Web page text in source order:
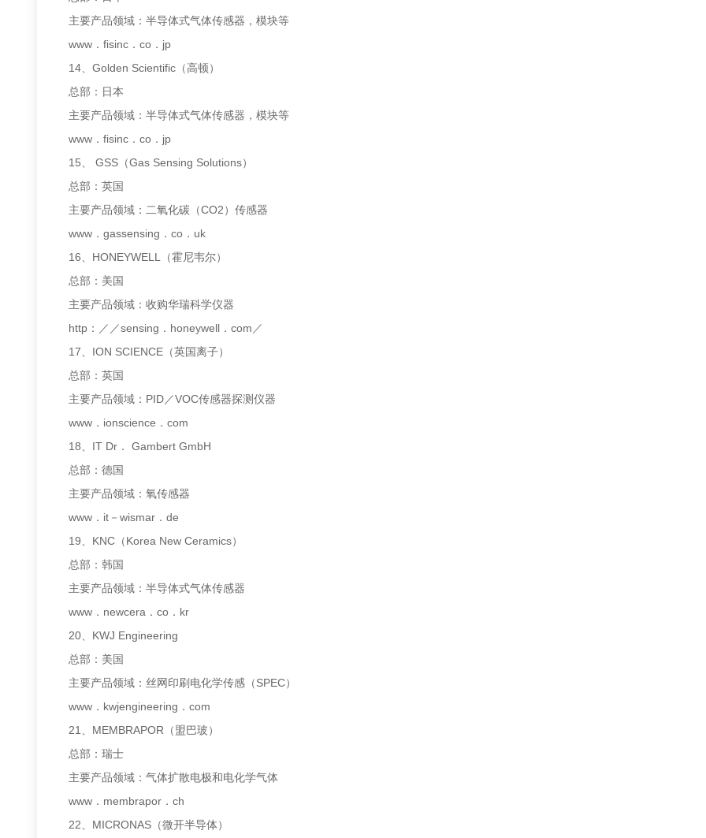
主要产品领域：半导体式气体传感器，模块等
www．fisinc．co．jp
14、Golden Scientific（高顿）
总部：日本
主要产品领域：半导体式气体传感器，模块等
www．fisinc．co．jp
15、 GSS（Gas Sensing Solutions）
总部：英国
主要产品领域：二氧化碳（CO2）传感器
www．gassensing．co．uk
16、HONEYWELL（霍尼韦尔）
总部：美国
主要产品领域：收购华瑞科学仪器
http：／／sensing．honeywell．com／
17、ION SCIENCE（英国离子）
总部：英国
主要产品领域：PID／VOC传感器探测仪器
www．ionscience．com
18、IT Dr． Gambert GmbH
总部：德国
主要产品领域：氧传感器
www．it－wismar．de
19、KNC（Korea New Ceramics）
总部：韩国
主要产品领域：半导体式气体传感器
www．newcera．co．kr
20、KWJ Engineering
总部：美国
主要产品领域：丝网印刷电化学传感（SPEC）
www．kwjengineering．com
21、MEMBRAPOR（盟巴玻）
总部：瑞士
主要产品领域：气体扩散电极和电化学气体
www．membrapor．ch
22、MICRONAS（微开半导体）